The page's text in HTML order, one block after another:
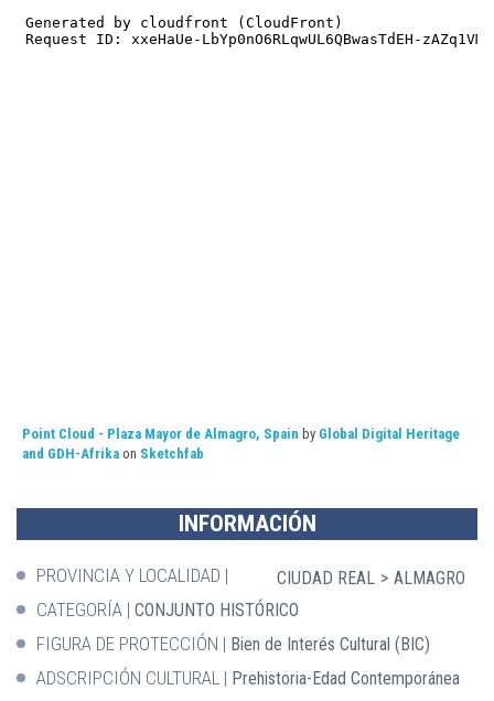
Point Cloud - Plaza Mayor de Almagro, Spain by Global Digital Heritage
and GDH-Afrika on Sketchfab
INFORMACIÓN
PROVINCIA Y LOCALIDAD CIUDAD REAL ALMAGRO
CATEGORÍA CONJUNTO HISTÓRICO
FIGURA DE PROTECCIÓN Bien de Interés Cultural (BIC)
ADSCRIPCIÓN CULTURAL Prehistoria-Edad Contemporánea